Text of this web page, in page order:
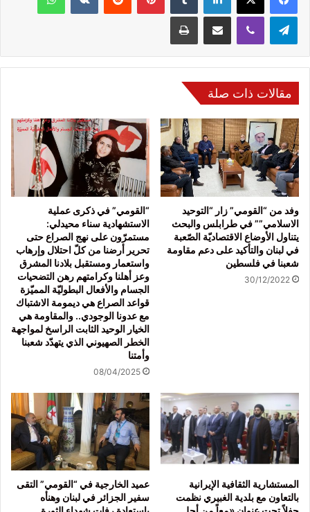
مقالات ذات صلة
وفد من “القومي” زار “التوحيد
الاسلامي”” في طرابلس والبحث
يتناول الأوضاع الاقتصاديّة الصّعبة
في لبنان والتأكيد على دعم مقاومة
شعبنا في فلسطين
30/12/2022
“القومي” في ذكرى عملية
الاستشهادية سناء محيدلي:
مستمرّون على نهج الصراع حتى
تحرير أرضنا من كلّ احتلال وإرهاب
واستعمار ومستقبل بلادنا المشرق
وعز أهلنا وكرامتهم رهن التضحيات
الجسام والأفعال البطوليّة المميّزة
قواعد الصراع هي ديمومة الاشتباك
مع عدونا الوجودي.. والمقاومة هي
الخيار الوحيد الثابت الراسخ لمواجهة
الخطر الصهيوني الذي يتهدّد شعبنا
وأمتنا
08/04/2025
المستشارية الثقافية الإيرانية
بالتعاون مع بلدية الغبيري نظمت
عميد الخارجية في “القومي” التقى
سفير الجزائر في لبنان وهنأه